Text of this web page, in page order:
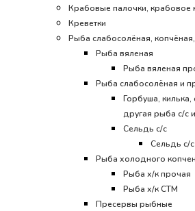
Крабовые палочки, крабовое
Креветки
Рыба слабосолёная,
Рыба вяленая
Рыба вяленая
Рыба слабосолёная и
Горбуша, килька,
другая рыба с/с
Сельдь с/с
Сельдь с/
Рыба холодного
Рыба х/к прочая
Рыба х/к СТМ
Пресервы рыбные